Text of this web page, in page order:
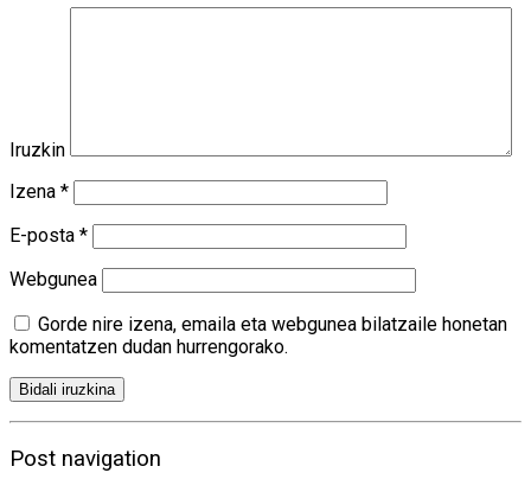
Iruzkin
Izena *
E-posta *
Webgunea
Gorde nire izena, emaila eta webgunea bilatzaile honetan
komentatzen dudan hurrengorako.
Post navigation